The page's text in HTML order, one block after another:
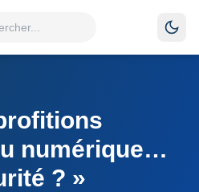
numérique…
? »